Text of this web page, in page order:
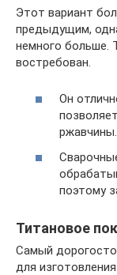
Этот вариант
предыдущим,
немного больше.
востребован.
Он
ржавчины.
поэтому
Титановое
Самый
для